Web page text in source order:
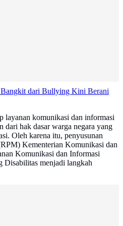
dari Bullying Kini Berani
layanan komunikasi dan informasi
dari hak dasar warga negara yang
Oleh karena itu, penyusunan
Kementerian Komunikasi dan
Komunikasi dan Informasi
Disabilitas menjadi langkah